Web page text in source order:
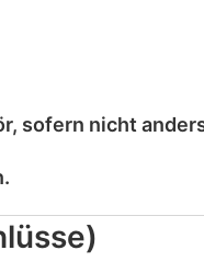
, sofern nicht
.